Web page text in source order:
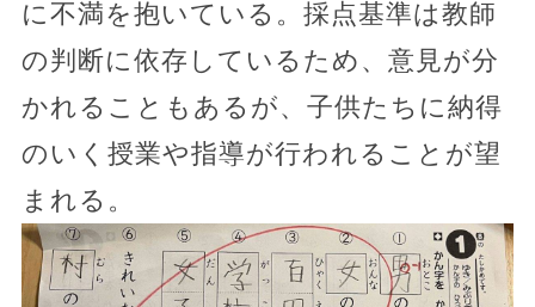
に不満を抱いている。採点基準は教師
の判断に依存しているため、意見が分
かれることもあるが、子供たちに納得
のいく授業や指導が行われることが望
まれる。